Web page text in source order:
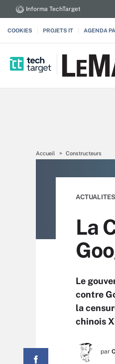
Informa TechTarget
COOKIES PROJETS IT AGENDA
Accueil Constructeurs
ACTUALITES
La
Le
contre
la
chinois
par